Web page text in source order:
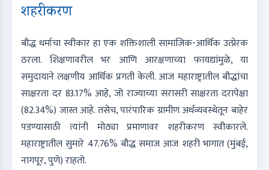
शहरीकरण
बौद्ध धर्माचा स्वीकार हा एक शक्तिशाली सामाजिक-आर्थिक उत्प्रेरक
ठरला. शिक्षणावरील भर आणि आरक्षणाच्या फायद्यांमुळे, या
समुदायाने लक्षणीय आर्थिक प्रगती केली. आज महाराष्ट्रातील बौद्धांचा
साक्षरता दर 83.17% आहे, जो राज्याच्या सरासरी साक्षरता दरापेक्षा
(82.34%) जास्त आहे. तसेच, पारंपारिक ग्रामीण अर्थव्यवस्थेतून बाहेर
पडण्यासाठी त्यांनी मोठ्या प्रमाणावर शहरीकरण स्वीकारले.
महाराष्ट्रातील सुमारे 47.76% बौद्ध समाज आज शहरी भागात (मुंबई,
नागपूर, पुणे) राहतो.